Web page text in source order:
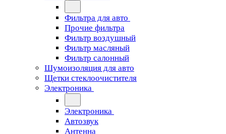
Фильтра для авто
Прочие фильтра
Фильтр воздушный
Фильтр масляный
Фильтр салонный
Шумоизоляция для авто
Щетки стеклоочистителя
Электроника
Электроника
Автозвук
Антенна